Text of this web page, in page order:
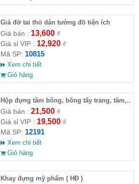
Giá đỡ tai thỏ dán tường đồ tiện ích
Giá bán : 13,600₫
Giá sỉ VIP : 12,920₫
Mã SP: 10815
Xem chi tiết
Giỏ hàng
Hộp đựng tăm bông, bông tẩy trang, tăm,..
Giá bán : 21,500₫
Giá sỉ VIP : 19,500₫
Mã SP: 12191
Xem chi tiết
Giỏ hàng
Khay đựng mỹ phẩm ( HĐ )